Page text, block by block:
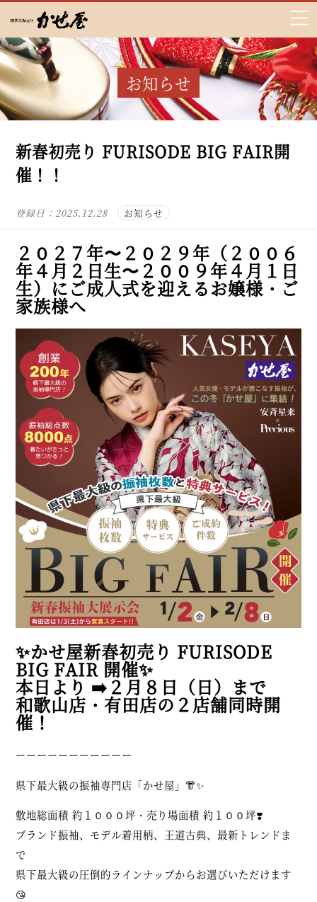
お知らせ
新春初売り FURISODE BIG FAIR開
催！！
登録日：2025.12.28 お知らせ
２０２７年〜２０２９年（２００６
年４月２日生〜２００９年４月１日
生）にご成人式を迎えるお嬢様・ご
家族様へ
✨かせ屋新春初売り FURISODE
BIG FAIR 開催✨
本日より ➡️２月８日（日）まで
和歌山店・有田店の２店舗同時開
催！
ーーーーーーーーーーー
県下最大級の振袖専門店「かせ屋」👘✨
敷地総面積 約１０００坪・売り場面積 約１００坪❣️
ブランド振袖、モデル着用柄、王道古典、最新トレンドま
で
県下最大級の圧倒的ラインナップからお選びいただけます
😘